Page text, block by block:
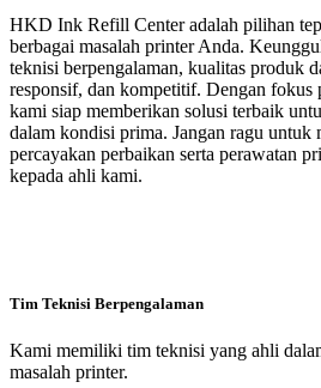
HKD Ink Refill Center adalah pilihan
berbagai masalah printer Anda.
teknisi berpengalaman, kualitas produk
responsif, dan kompetitif. Dengan fokus
kami siap memberikan solusi terbaik
dalam kondisi prima. Jangan ragu untuk
percayakan perbaikan serta perawatan
kepada ahli kami.
Tim Teknisi Berpengalaman
Kami memiliki tim teknisi yang ahli
masalah printer.